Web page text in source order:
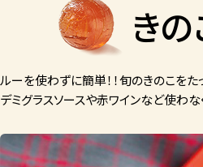
き
ルーを使わずに簡単！！旬のきのこを
デミグラスソースや赤ワインなど使わ